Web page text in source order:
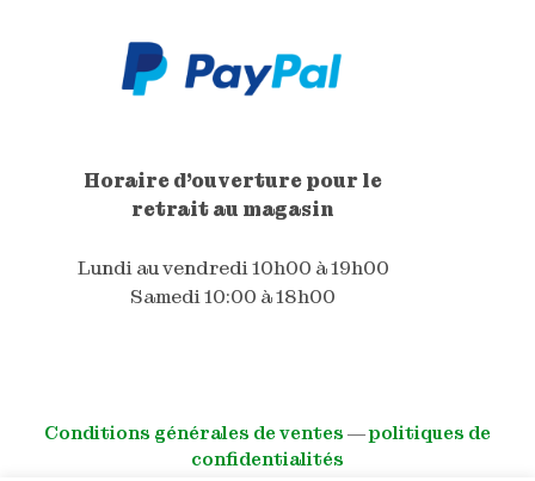
Horaire d'ouverture pour le
retrait au magasin
Lundi au vendredi 10h00 à 19h00
Samedi 10:00 à 18h00
Conditions générales de ventes ―politiques de
confidentialités